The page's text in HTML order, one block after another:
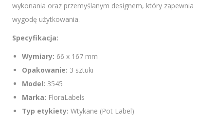
wykonania oraz przemyślanym designem, który zapewnia
wygodę użytkowania.
Specyfikacja:
Wymiary: 66 x 167 mm
Opakowanie: 3 sztuki
Model: 3545
Marka: FloraLabels
Typ etykiety: Wtykane (Pot Label)